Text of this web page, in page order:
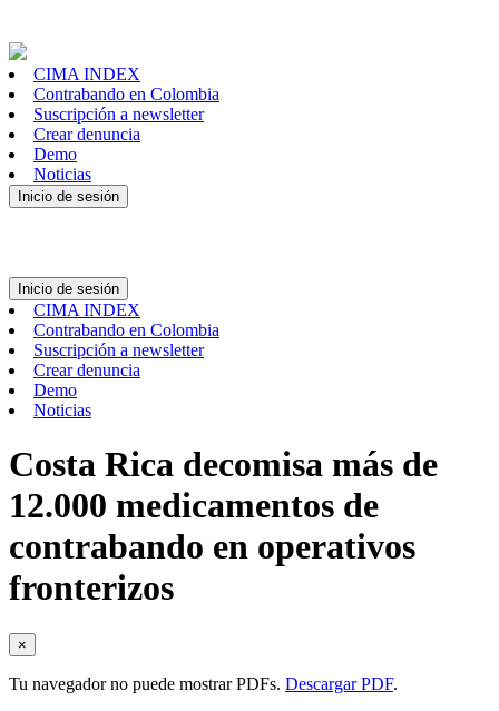
CIMA INDEX
Contrabando en Colombia
Suscripción a newsletter
Crear denuncia
Demo
Noticias
Inicio de sesión
Inicio de sesión
CIMA INDEX
Contrabando en Colombia
Suscripción a newsletter
Crear denuncia
Demo
Noticias
Costa Rica decomisa más de
12.000 medicamentos de
contrabando en operativos
fronterizos
×
Tu navegador no puede mostrar PDFs. Descargar PDF.